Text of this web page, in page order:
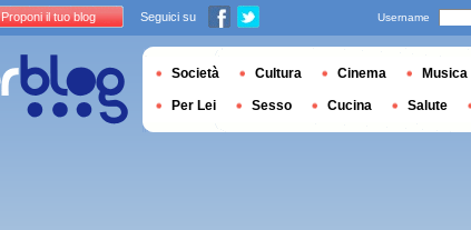
Proponi il tuo blog Seguici su Username
Società Cultura Cinema Musica
Per Lei Sesso Cucina Salute